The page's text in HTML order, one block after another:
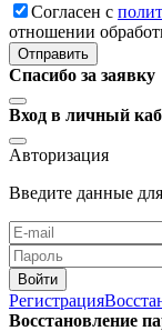
Cогласен с
отношении
Отправить
Спасибо за заявку
Вход в личный
Авторизация
Введите данные
Войти
Регистрация
Восстановление